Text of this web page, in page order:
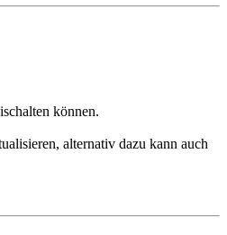
können.
alternativ dazu kann auch